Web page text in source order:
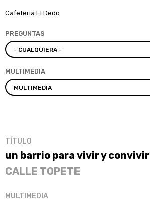
Cafetería El Dedo
PREGUNTAS
MULTIMEDIA
un barrio para vivir y convivir
CALLE TOPETE